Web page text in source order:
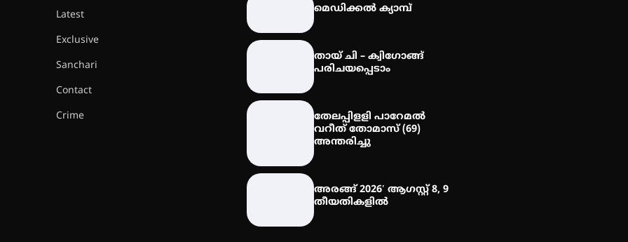
Latest
Exclusive
Sanchari
Contact
Crime
മെഡിക്കൽ ക്യാമ്പ്
തായ് ചി – ക്വിഗോങ്ങ്
പരിചയപ്പെടാം
തേലപ്പിളളി പാറേമൽ
വറീത് തോമാസ് (69)
അന്തരിച്ചു
അരങ്ങ് 2026′ ആഗസ്റ്റ് 8, 9
തീയതികളിൽ